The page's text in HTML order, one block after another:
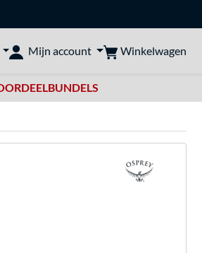
Mijn account Winkelwagen